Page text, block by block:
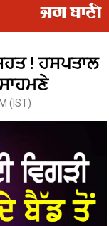
! ਹਸਪਤਾਲ
(IST)